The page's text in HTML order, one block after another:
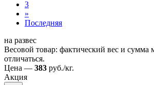
3
»
Последняя
на развес
Весовой товар: фактический вес и сумма
отличаться.
Цена — 383 руб./кг.
Акция